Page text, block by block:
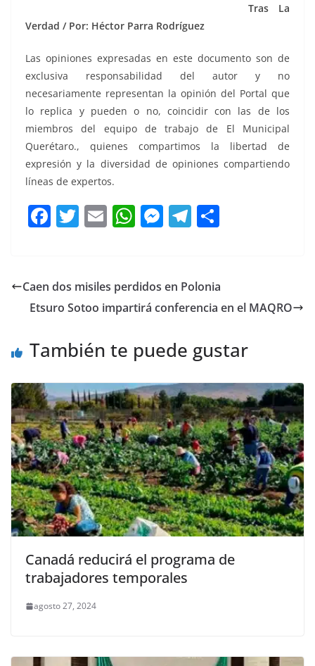
Tras La
Verdad / Por: Héctor Parra Rodríguez
Las opiniones expresadas en este documento son de
exclusiva responsabilidad del autor y no
necesariamente representan la opinión del Portal que
lo replica y pueden o no, coincidir con las de los
miembros del equipo de trabajo de El Municipal
Querétaro., quienes compartimos la libertad de
expresión y la diversidad de opiniones compartiendo
líneas de expertos.
F
a
e
b
o
T
w
er
E
m
l
W
h
s
A
p
M
e
e
n
er
T
el
gr
a
p
ar
Caen dos misiles perdidos en Polonia
Etsuro Sotoo impartirá conferencia en el MAQRO
También te puede gustar
Canadá reducirá el programa de
trabajadores temporales
agosto 27, 2024